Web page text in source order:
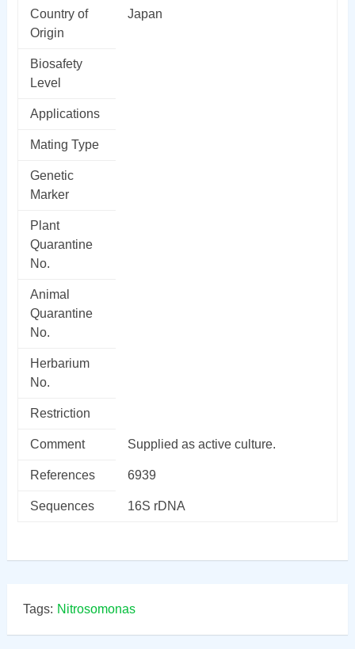
Country of
Origin
Japan
Biosafety
Level
Applications
Mating Type
Genetic
Marker
Plant
Quarantine
No.
Animal
Quarantine
No.
Herbarium
No.
Restriction
Comment Supplied as active culture.
References 6939
Sequences 16S rDNA
Tags: Nitrosomonas